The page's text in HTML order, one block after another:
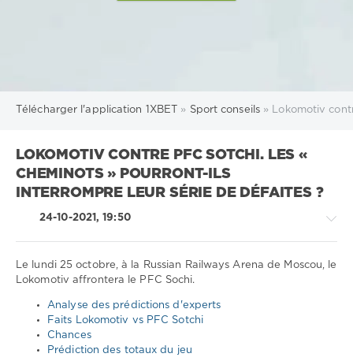
Télécharger l'application 1XBET » Sport conseils » Lokomotiv
LOKOMOTIV CONTRE PFC SOTCHI. LES «
CHEMINOTS » POURRONT-ILS
INTERROMPRE LEUR SÉRIE DE DÉFAITES ?
24-10-2021, 19:50
Sport
conseils
Pronostics
Le lundi 25 octobre, à la Russian Railways Arena de Moscou, le
Lokomotiv affrontera le PFC Sochi.
Analyse des prédictions d'experts
Faits Lokomotiv vs PFC Sotchi
Chances
Prédiction des totaux du jeu